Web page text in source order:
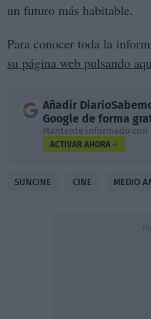
un futuro más habitable.
Para conocer toda la
su página web pulsando
Añadir
Google de forma
Mantente informado
ACTIVAR AHORA
SUNCINE CINE MEDIO